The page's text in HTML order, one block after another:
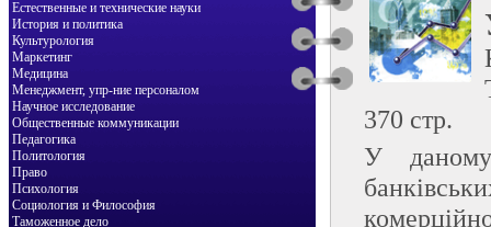
Естественные и технические науки
История и политика
Культурология
Маркетинг
Медицина
Менеджмент, упр-ние персоналом
Научное исследование
Общественные коммуникации
Педагогика
Политология
Право
Психология
Социология и Философия
Таможенное дело
370 стр.
У даному